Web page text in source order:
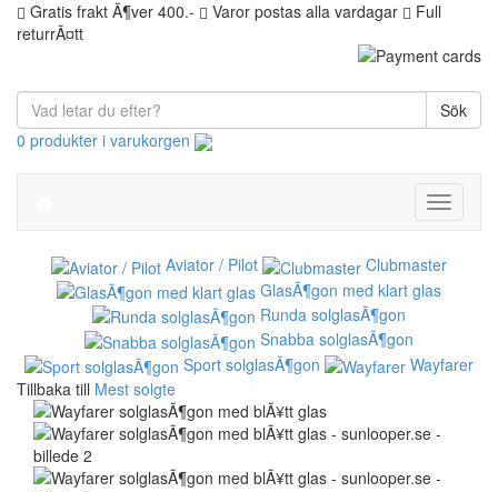
Gratis frakt Ã¶ver 400.- Varor postas alla vardagar
Full
returrÃ¤tt
Sök
0 produkter i varukorgen
Toggle
Aviator / Pilot
Clubmaster
GlasÃ¶gon med klart glas
Runda solglasÃ¶gon
Snabba solglasÃ¶gon
Sport solglasÃ¶gon
Wayfarer
Tillbaka till Mest solgte